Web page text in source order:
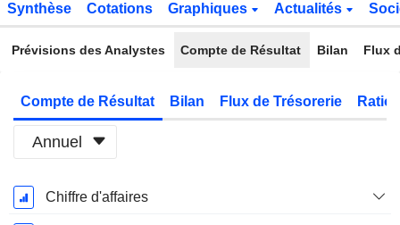
Synthèse Cotations Graphiques Actualités
Prévisions des Analystes Compte de Résultat Bilan Flux
Compte de Résultat Bilan Flux de Trésorerie
Annuel
Période
Fiscale:
Chiffre d'affaires